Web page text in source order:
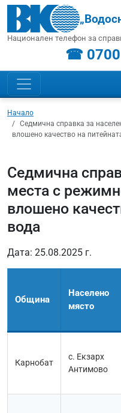
Национален телефон за
☎ 0700
Начало
Седмична справка за
влошено качество на
Седмична
места с
влошено
вода
Дата: 25.08.2025 г.
Община
Населено
място
Карнобат
с. Екзарх
Антимово